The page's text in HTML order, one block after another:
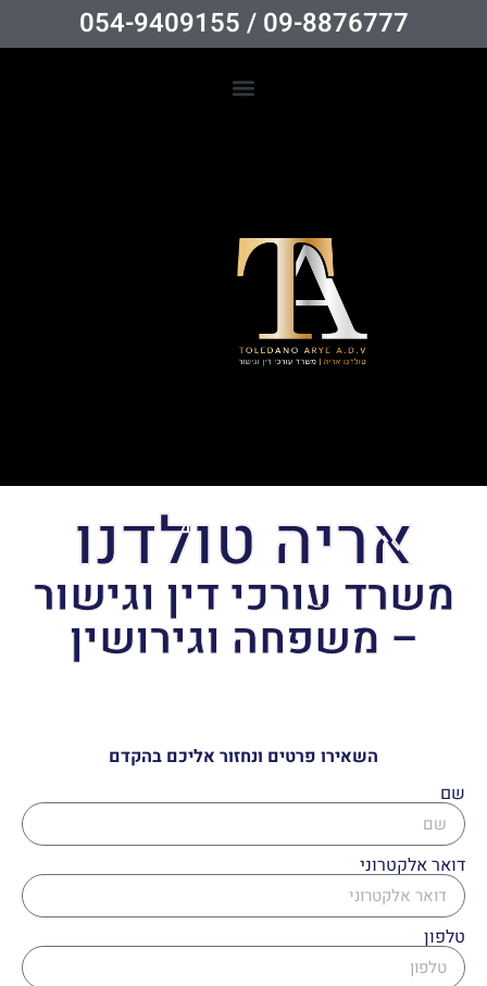
09-8876777 / 054-9409155
אריה טולדנו
משרד עורכי דין וגישור
– משפחה וגירושין
השאירו פרטים ונחזור אליכם בהקדם
שם
דואר אלקטרוני
טלפון